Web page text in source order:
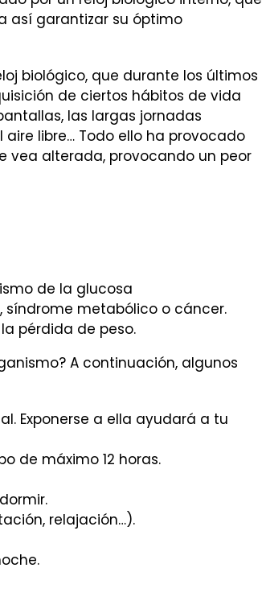
así garantizar su óptimo
biológico, que durante los últimos
de ciertos hábitos de vida
las largas jornadas
libre… Todo ello ha provocado
vea alterada, provocando un peor
de la glucosa
metabólico o cáncer.
pérdida de peso.
A continuación, algunos
Exponerse a ella ayudará a tu
de máximo 12 horas.
relajación…).